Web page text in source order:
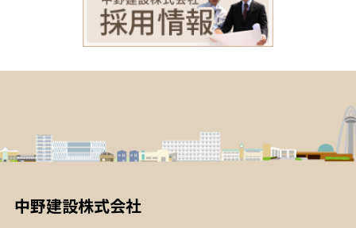
中野建設株式会社